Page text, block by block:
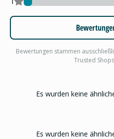
Bewertungen stammen
Trusted
Es wurden keine
Es wurden keine